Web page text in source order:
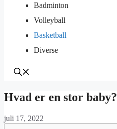
Badminton
Volleyball
Basketball
Diverse
Hvad er en stor baby?
juli 17, 2022